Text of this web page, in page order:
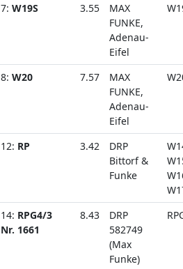
7: W19S 3.55
MAX
FUNKE,
Adenau-
Eifel
8: W20 7.57
MAX
FUNKE,
Adenau-
Eifel
12: RP 3.42
DRP
Bittorf &
Funke
14: RPG4/3
Nr. 1661
8.43
DRP
582749
(Max
Funke)